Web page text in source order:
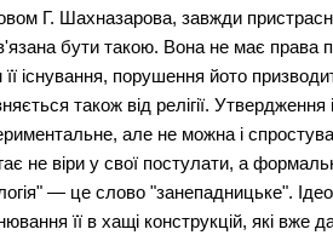
Г. Шахназарова, завжди
бути такою. Вона не має права
її існування, порушення йото
також від релігії.
але не можна і
не віри у свої постулати, а
— це слово "занепадницьке".
її в хащі конструкцій, які вже